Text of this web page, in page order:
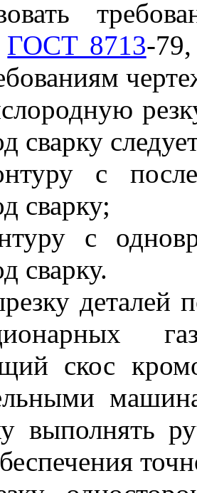
ГОСТ 8713-
сварку
с
сварку;
с
сварку.
деталей
скос
выполнять